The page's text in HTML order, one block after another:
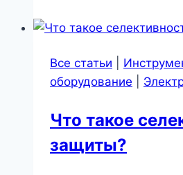
светлым
Все статьи
оборудование
Что такое
защиты?